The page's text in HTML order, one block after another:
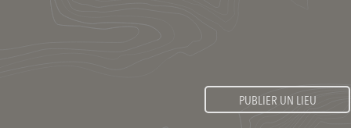
PUBLIER UN LIEU